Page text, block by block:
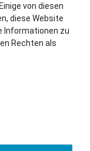
von diesen
diese Website
Informationen zu
Rechten als